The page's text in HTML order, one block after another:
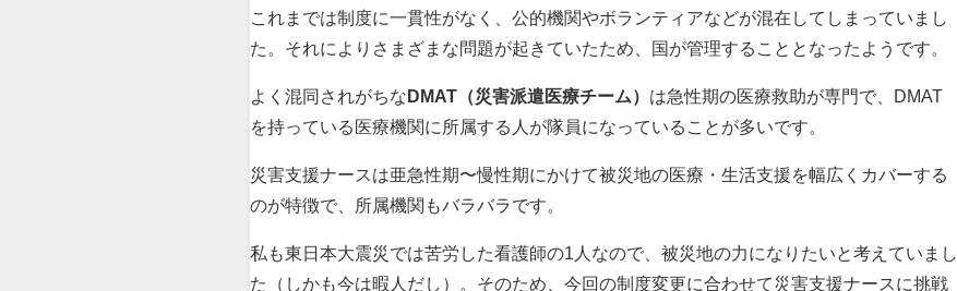
これまでは制度に一貫性がなく、公的機関やボランティアなどが混在してしまっていまし
た。それによりさまざまな問題が起きていたため、国が管理することとなったようです。
よく混同されがちな DMAT（災害派遣医療チーム） は急性期の医療救助が専門で、DMAT
を持っている医療機関に所属する人が隊員になっていることが多いです。
災害支援ナースは亜急性期〜慢性期にかけて被災地の医療・生活支援を幅広くカバーする
のが特徴で、所属機関もバラバラです。
私も東日本大震災では苦労した看護師の1人なので、被災地の力になりたいと考えていまし
た（しかも今は暇人だし）。そのため、今回の制度変更に合わせて災害支援ナースに挑戦